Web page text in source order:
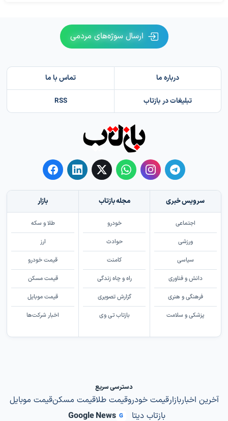
ارسال سوژه‌های مردمی
درباره ما تماس با ما
تبلیغات در بازتاب RSS
سرویس خبری
اجتماعی
ورزشی
سیاسی
دانش و فناوری
فرهنگی و هنری
پزشکی و سلامت
مجله بازتاب
خودرو
حوادث
کامنت
راه و چاه زندگی
گزارش تصویری
بازتاب تی وی
بازار
طلا و سکه
ارز
قیمت خودرو
قیمت مسکن
قیمت موبایل
اخبار شرکت‌ها
دسترسی سریع
آخرین اخباربازارقیمت خودروقیمت طلاقیمت مسکنقیمت موبایل
بازتاب دیتا
G
Google News